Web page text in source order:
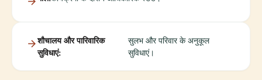
शौचालय और पारिवारिक
सुविधाएं:
सुलभ और परिवार के अनुकूल
सुविधाएं।